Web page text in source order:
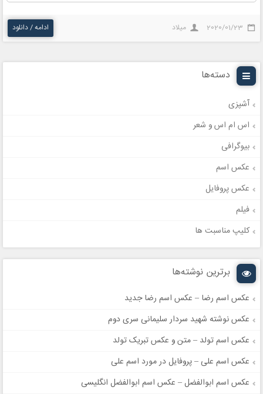
2020/01/23 میلاد ادامه / دانلود
دسته‌ها
آشپزی
اس ام اس و شعر
بیوگرافی
عکس اسم
عکس پروفایل
فیلم
کلیپ مناسبت ها
برترین نوشته‌ها
عکس اسم رضا – عکس اسم رضا جدید
عکس نوشته شهید سردار سلیمانی سری دوم
عکس اسم تولد – متن و عکس تبریک تولد
عکس اسم علی – پروفایل در مورد اسم علی
عکس اسم ابوالفضل – عکس اسم ابوالفضل انگلیسی